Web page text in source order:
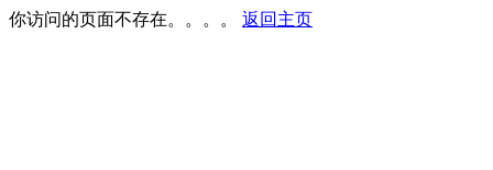
你访问的页面不存在。。。。 返回主页